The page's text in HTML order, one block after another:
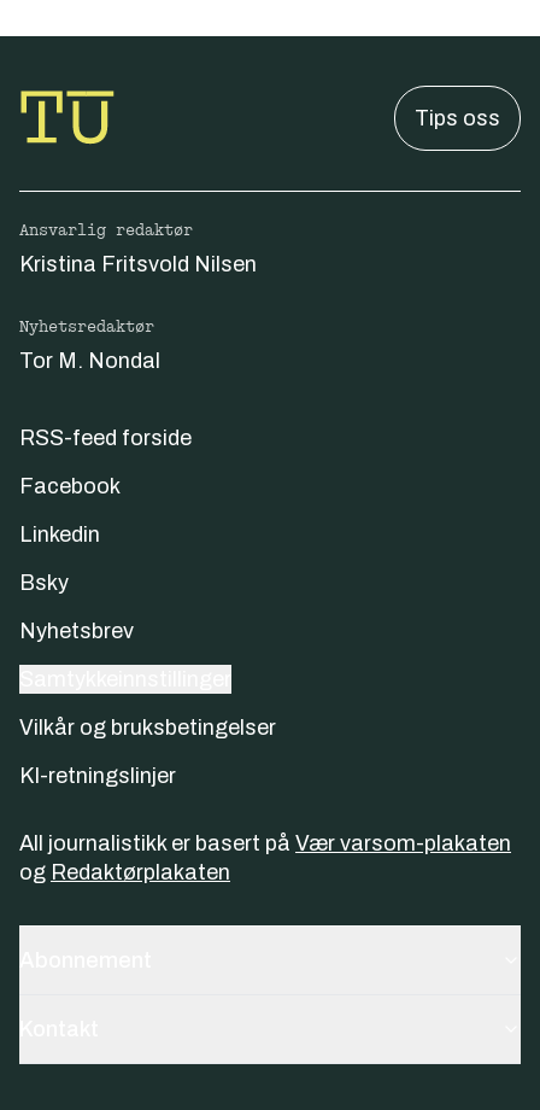
Tips oss
Ansvarlig redaktør
Kristina Fritsvold Nilsen
Nyhetsredaktør
Tor M. Nondal
RSS-feed forside
Facebook
Linkedin
Bsky
Nyhetsbrev
Vilkår og bruksbetingelser
KI-retningslinjer
All journalistikk er basert på Vær varsom-plakaten
og Redaktørplakaten